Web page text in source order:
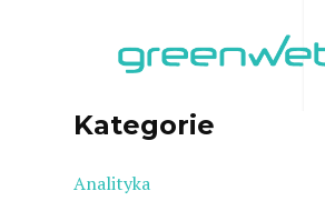
Kategorie
Analityka